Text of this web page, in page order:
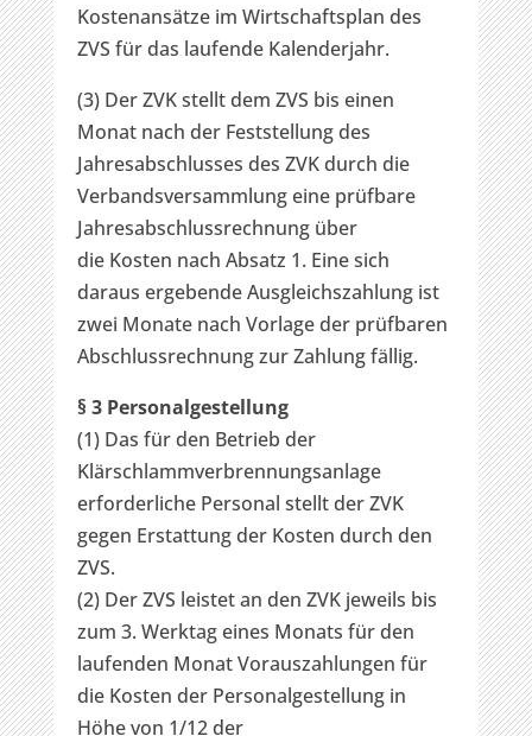
Kostenansätze im Wirtschaftsplan des
ZVS für das laufende Kalenderjahr.
(3) Der ZVK stellt dem ZVS bis einen
Monat nach der Feststellung des
Jahresabschlusses des ZVK durch die
Verbandsversammlung eine prüfbare
Jahresabschlussrechnung über
die Kosten nach Absatz 1. Eine sich
daraus ergebende Ausgleichszahlung ist
zwei Monate nach Vorlage der prüfbaren
Abschlussrechnung zur Zahlung fällig.
§ 3 Personalgestellung
(1) Das für den Betrieb der
Klärschlammverbrennungsanlage
erforderliche Personal stellt der ZVK
gegen Erstattung der Kosten durch den
ZVS.
(2) Der ZVS leistet an den ZVK jeweils bis
zum 3. Werktag eines Monats für den
laufenden Monat Vorauszahlungen für
die Kosten der Personalgestellung in
Höhe von 1/12 der